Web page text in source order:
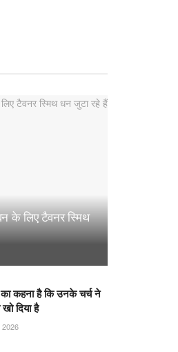
के लिए टैवनर स्मिथ
कहना है कि उनके चर्च ने
दिया है
2026